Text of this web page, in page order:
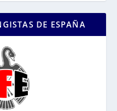
DE ESPAÑA